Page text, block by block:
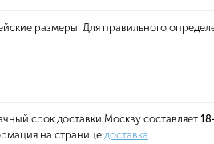
размеры. Для правильного
срок доставки Москву составляет
на странице доставка.